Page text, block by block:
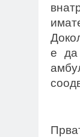
е да